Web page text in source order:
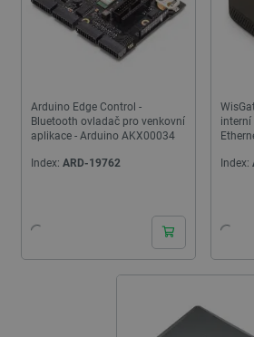
Arduino Edge Control -
Bluetooth ovladač pro venkovní
aplikace - Arduino AKX00034
Index: ARD-19762
interní
Index: